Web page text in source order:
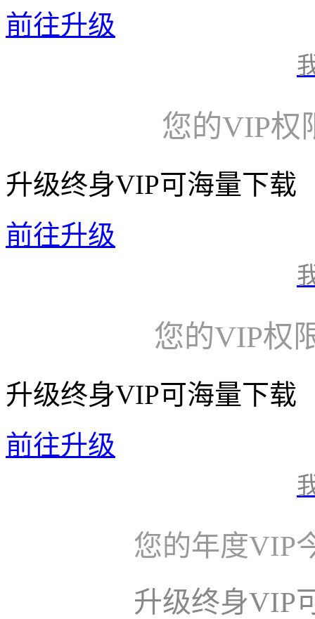
前往升级
您的VIP权
升级终身VIP可海量下载
前往升级
您的VIP权
升级终身VIP可海量下载
前往升级
您的年度VIP
升级终身VIP